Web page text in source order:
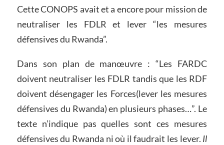
Cette CONOPS avait et a encore pour mission de
neutraliser les FDLR et lever “les mesures
défensives du Rwanda”.
Dans son plan de manœuvre : “Les FARDC
doivent neutraliser les FDLR tandis que les RDF
doivent désengager les Forces(lever les mesures
défensives du Rwanda) en plusieurs phases…”. Le
texte n’indique pas quelles sont ces mesures
défensives du Rwanda ni où il faudrait les lever. Il